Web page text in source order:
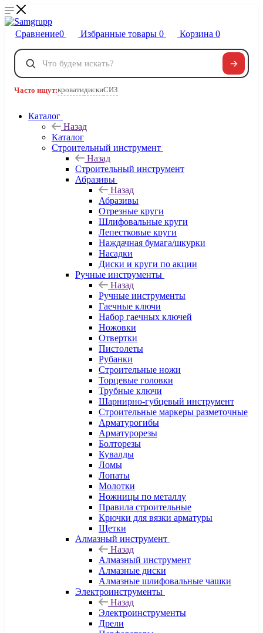
Сравнение0 Избранные товары 0 Корзина 0
Телефоны
8 800 222-40-09
Часто ищут:кроватидискиСИЗ
Каталог
Назад
Каталог
Строительный инструмент
Назад
Строительный инструмент
Абразивы
Назад
Абразивы
Отрезные круги
Шлифовальные круги
Лепестковые круги
Наждачная бумага/шкурки
Насадки
Диски и круги по акции
Ручные инструменты
Назад
Ручные инструменты
Гаечные ключи
Набор гаечных ключей
Ножовки
Отвертки
Пистолеты
Рубанки
Строительные ножи
Торцевые головки
Трубные ключи
Шарнирно-губцевый инструмент
Строительные маркеры разметочные
Арматурогибы
Арматурорезы
Болторезы
Кувалды
Ломы
Лопаты
Молотки
Ножницы по металлу
Правила строительные
Крючки для вязки арматуры
Щетки
Алмазный инструмент
Назад
Алмазный инструмент
Алмазные диски
Алмазные шлифовальные чашки
Электроинструменты
Назад
Электроинструменты
Дрели